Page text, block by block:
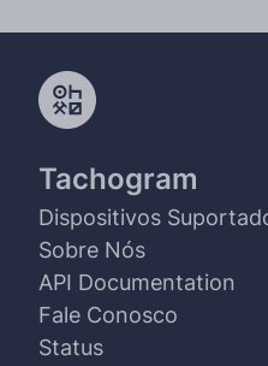
Tachogram
Dispositivos
Sobre Nós
API Documentation
Fale Conosco
Status